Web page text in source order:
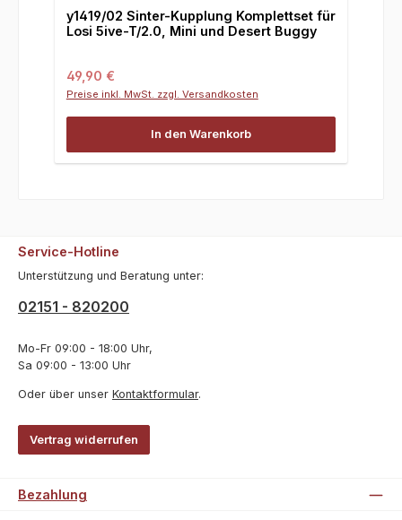
y1419/02 Sinter-Kupplung Komplettset für
Losi 5ive-T/2.0, Mini und Desert Buggy
Regulärer Preis:
49,90 €
Preise inkl. MwSt. zzgl. Versandkosten
In den Warenkorb
Service-Hotline
Unterstützung und Beratung unter:
02151 - 820200
Mo-Fr 09:00 - 18:00 Uhr,
Sa 09:00 - 13:00 Uhr
Oder über unser Kontaktformular.
Vertrag widerrufen
Bezahlung